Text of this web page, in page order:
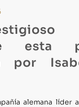
esta
por
alemana líder